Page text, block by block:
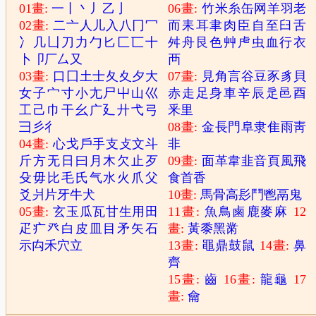
01畫:一 丶 丿 乙
02畫:二亠 人 儿入 八 冂冖
冫
几 凵 刀 力 勹 匕 匚匸十
卜
卩厂厶 又
03畫: 口 囗 土士夂 夊 夕大
女子宀寸小尢尸 屮 山巛
工 己 巾 干幺 广廴廾弋弓
彐 彡彳
04畫:心戈 戶手支 攴文斗
斤方无 日 曰 月木 欠止 歹
殳毋 比毛 氏气水 火 爪父
爻 爿 片牙牛犬
05畫:玄玉 瓜瓦甘生用 田
疋 疒癶 白 皮 目矛 矢石
示禸禾穴立
06畫: 竹米糸缶网 羊羽老
而耒耳聿肉 臣 自 至 臼舌
舛舟 艮色艸 虍 虫 血行衣
襾
07畫: 見角言谷豆豕豸 貝
赤走 足身車辛辰 辵 邑酉
釆里
08畫: 金長門 阜隶隹雨靑
非
09畫: 面革韋韭音頁風飛
食首香
10畫:馬骨高髟 鬥鬯鬲 鬼
11畫: 魚鳥 鹵 鹿麥 麻 12
畫:黃黍黑黹
13畫: 黽鼎鼓鼠 14畫:鼻
齊
15畫:齒 16畫:龍龜 17
畫:龠